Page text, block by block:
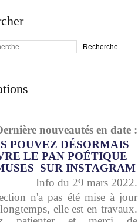
nouveautés en date :
POUVEZ DÉSORMAIS
LE PAN POÉTIQUE
SUR INSTAGRAM
Info du 29 mars 2022.
n'a pas été mise à jour
elle est en travaux.